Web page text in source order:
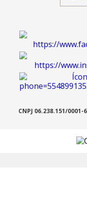
CNPJ 06.238.151/0001-